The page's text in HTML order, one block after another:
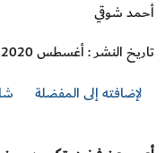
أحمد شوقي
تاريخ النشر : أغسطس 2020
لإضافته إلى المفضلة